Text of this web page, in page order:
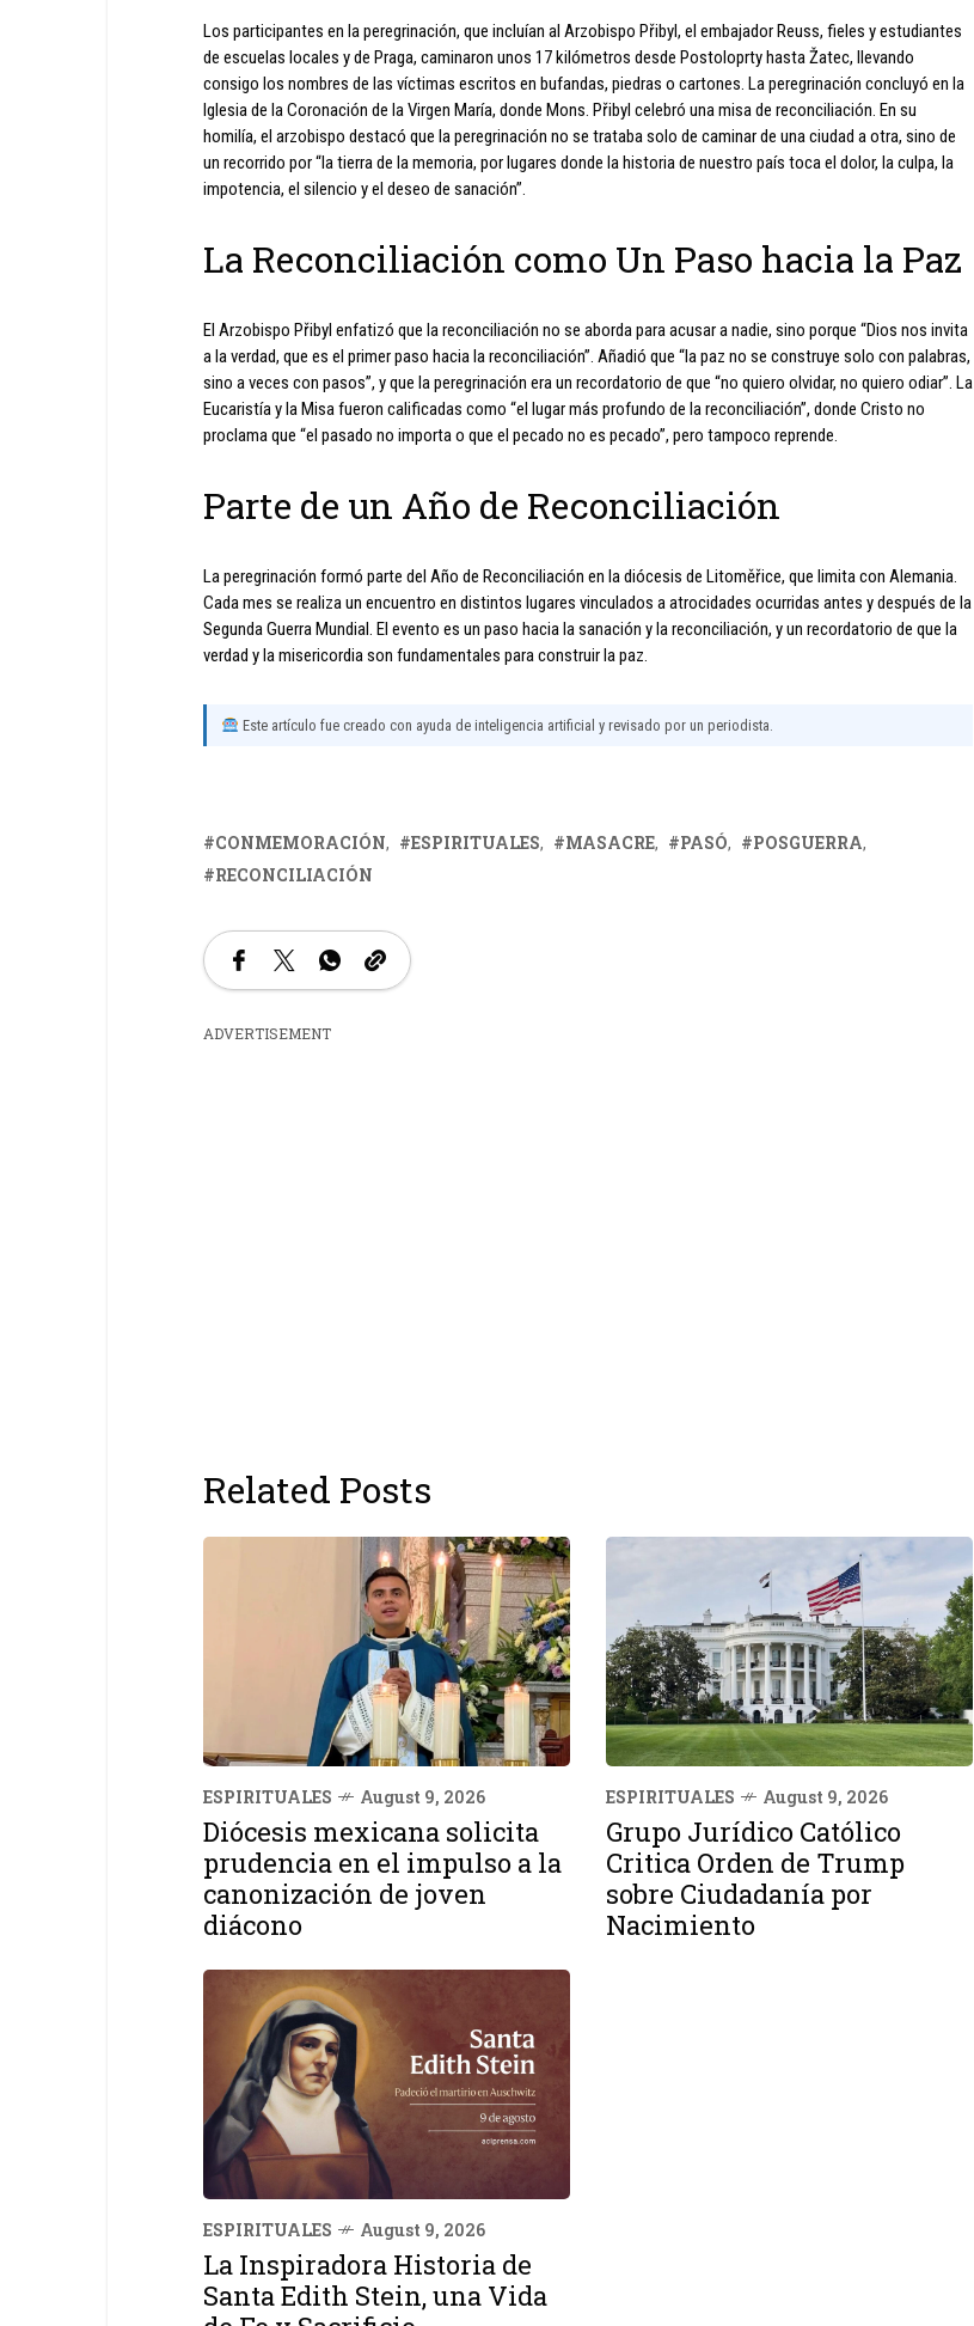
Los participantes en la peregrinación, que incluían al Arzobispo Přibyl, el embajador Reuss, fieles y estudiantes
de escuelas locales y de Praga, caminaron unos 17 kilómetros desde Postoloprty hasta Žatec, llevando
consigo los nombres de las víctimas escritos en bufandas, piedras o cartones. La peregrinación concluyó en la
Iglesia de la Coronación de la Virgen María, donde Mons. Přibyl celebró una misa de reconciliación. En su
homilía, el arzobispo destacó que la peregrinación no se trataba solo de caminar de una ciudad a otra, sino de
un recorrido por “la tierra de la memoria, por lugares donde la historia de nuestro país toca el dolor, la culpa, la
impotencia, el silencio y el deseo de sanación”.
La Reconciliación como Un Paso hacia la Paz
El Arzobispo Přibyl enfatizó que la reconciliación no se aborda para acusar a nadie, sino porque “Dios nos invita
a la verdad, que es el primer paso hacia la reconciliación”. Añadió que “la paz no se construye solo con palabras,
sino a veces con pasos”, y que la peregrinación era un recordatorio de que “no quiero olvidar, no quiero odiar”. La
Eucaristía y la Misa fueron calificadas como “el lugar más profundo de la reconciliación”, donde Cristo no
proclama que “el pasado no importa o que el pecado no es pecado”, pero tampoco reprende.
Parte de un Año de Reconciliación
La peregrinación formó parte del Año de Reconciliación en la diócesis de Litoměřice, que limita con Alemania.
Cada mes se realiza un encuentro en distintos lugares vinculados a atrocidades ocurridas antes y después de la
Segunda Guerra Mundial. El evento es un paso hacia la sanación y la reconciliación, y un recordatorio de que la
verdad y la misericordia son fundamentales para construir la paz.
Este artículo fue creado con ayuda de inteligencia artificial y revisado por un periodista.
CONMEMORACIÓN ESPIRITUALES MASACRE PASÓ
POSGUERRA
RECONCILIACIÓN
ADVERTISEMENT
Related Posts
ESPIRITUALES August 9, 2026
Diócesis mexicana solicita
prudencia en el impulso a la
canonización de joven
diácono
ESPIRITUALES August 9, 2026
Grupo Jurídico Católico
Critica Orden de Trump
sobre Ciudadanía por
Nacimiento
ESPIRITUALES August 9, 2026
La Inspiradora Historia de
Santa Edith Stein, una Vida